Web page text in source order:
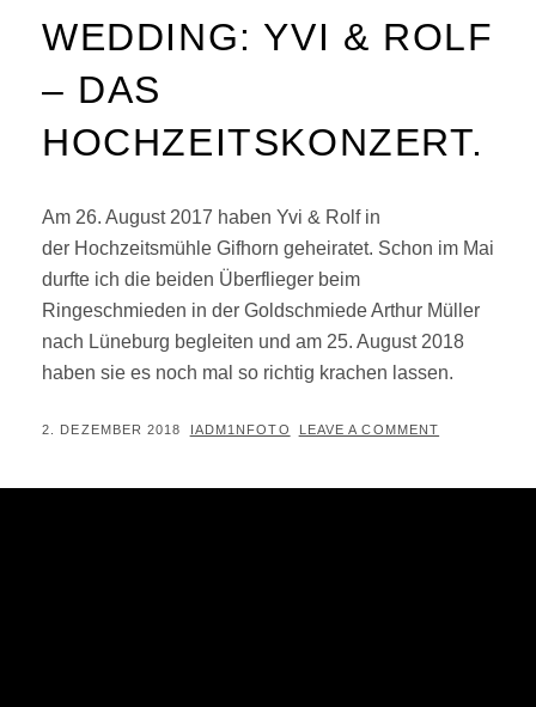
WEDDING: YVI & ROLF
– DAS
HOCHZEITSKONZERT.
Am 26. August 2017 haben Yvi & Rolf in
der Hochzeitsmühle Gifhorn geheiratet. Schon im Mai
durfte ich die beiden Überflieger beim
Ringeschmieden in der Goldschmiede Arthur Müller
nach Lüneburg begleiten und am 25. August 2018
haben sie es noch mal so richtig krachen lassen.
POSTED
2. DEZEMBER 2018 BY
IADM1NFOTO LEAVE A COMMENT